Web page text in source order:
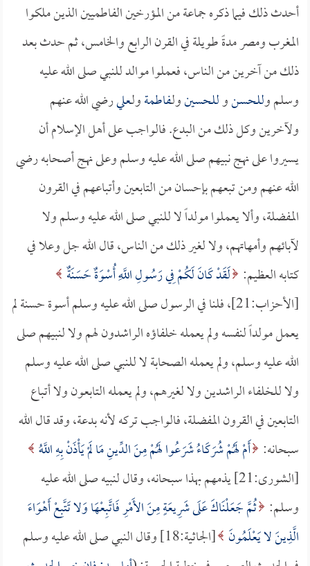
أحدث ذلك فيما ذكره جماعة من المؤرخين الفاطميين الذين ملكوا
المغرب ومصر مدةً طويلة في القرن الرابع والخامس، ثم حدث بعد
ذلك من آخرين من الناس، فعملوا موالد للنبي صلى الله عليه
وسلم وللحسنوللحسينولـفاطمةولـعليرضي الله عنهم
ولآخرين وكل ذلك من البدع. فالواجب على أهل الإسلام أن
يسيروا على نهج نبيهم صلى الله عليه وسلم وعلى نهج أصحابه رضي
الله عنهم ومن تبعهم بإحسان من التابعين وأتباعهم في القرون
المفضلة، وألا يعملوا مولداً لا للنبي صلى الله عليه وسلم ولا
لآبائهم وأمهاتهم، ولا لغير ذلك من الناس، قال الله جل وعلا في
كتابه العظيم: لَقَدْ كَانَ لَكُمْ فِي رَسُولِ اللَّهِ أُسْوَةٌ حَسَنَةٌ
[الأحزاب:21]، فلنا في الرسول صلى الله عليه وسلم أسوة حسنة لم
يعمل مولداً لنفسه ولم يعمله خلفاؤه الراشدون لهم ولا لنبيهم صلى
الله عليه وسلم، ولم يعمله الصحابة لا للنبي صلى الله عليه وسلم
ولا للخلفاء الراشدين ولا لغيرهم، ولم يعمله التابعون ولا أتباع
التابعين في القرون المفضلة، فالواجب تركه لأنه بدعة، وقد قال الله
سبحانه: أَمْ لَهُمْ شُرَكَاءُ شَرَعُوا لَهُمْ مِنَ الدِّينِ مَا لَمْ يَأْذَنْ بِهِ اللَّهُ
[الشورى:21] يذمهم بهذا سبحانه، وقال لنبيه صلى الله عليه
وسلم: ثُمَّ جَعَلْنَاكَ عَلَى شَرِيعَةٍ مِنَ الأَمْرِ فَاتَّبِعْهَا وَلا تَتَّبِعْ أَهْوَاءَ
الَّذِينَ لا يَعْلَمُونَ
[الجاثية:18] وقال النبي صلى الله عليه وسلم